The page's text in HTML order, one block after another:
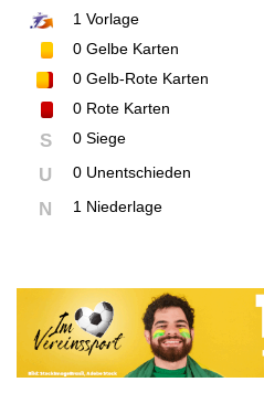
1 Vorlage
0 Gelbe Karten
0 Gelb-Rote Karten
0 Rote Karten
S 0 Siege
U 0 Unentschieden
N 1 Niederlage